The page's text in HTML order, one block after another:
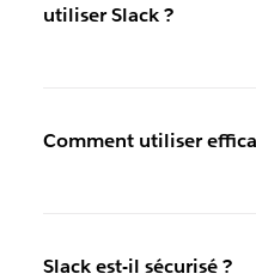
utiliser Slack ?
Comment utiliser
Slack est-il sécurisé ?